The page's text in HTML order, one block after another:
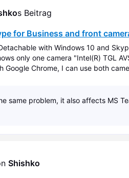
s Beitrag
for Business and front
with Windows 10 and
only one camera "Intel(R) TGL
Google Chrome, I can use both
same problem, it also affects MS
Shishko